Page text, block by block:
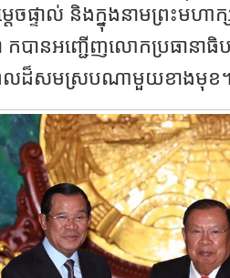
េចផ្ទាល់ និងក្នុងនាមព្រះមហាក្
ោ កបានអញ្ជើញលោកប្រធានា
ពេលដ៏សមស្របណាមួយខាងមុខ